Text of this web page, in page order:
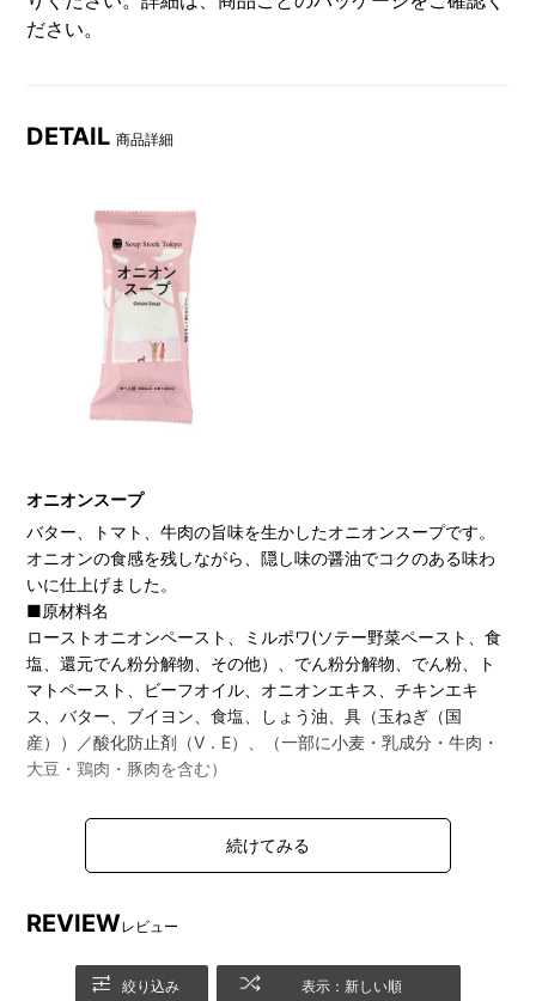
ださい。
DETAIL商品詳細
オニオンスープ
バター、トマト、牛肉の旨味を生かしたオニオンスープです。
オニオンの食感を残しながら、隠し味の醤油でコクのある味わ
いに仕上げました。
■原材料名
ローストオニオンペースト、ミルポワ(ソテー野菜ペースト、食
塩、還元でん粉分解物、その他）、でん粉分解物、でん粉、ト
マトペースト、ビーフオイル、オニオンエキス、チキンエキ
ス、バター、ブイヨン、食塩、しょう油、具（玉ねぎ（国
産））／酸化防止剤（V．E）、（一部に小麦・乳成分・牛肉・
大豆・鶏肉・豚肉を含む）
REVIEWレビュー
絞り込み 表示：新しい順